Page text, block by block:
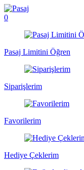
0
Pasaj Limitini Öğren
Siparişlerim
Favorilerim
Hediye Çeklerim